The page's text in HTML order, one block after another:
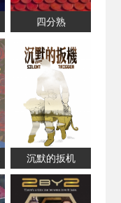
四分熟
沉默的扳机